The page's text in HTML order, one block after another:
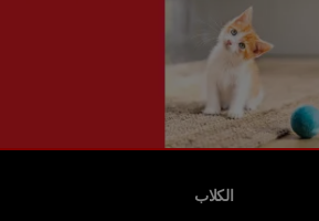
الكلاب